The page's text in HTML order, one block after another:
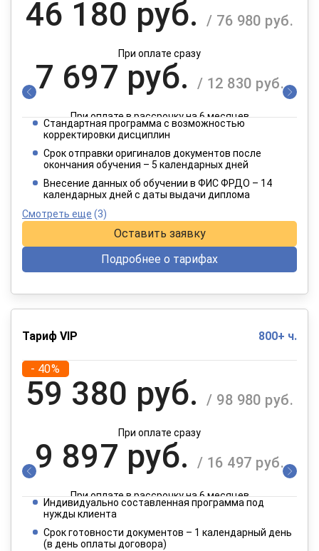
46 180 руб. / 76 980 руб.
При оплате сразу
7 697 руб. / 12 830 руб.
При оплате в рассрочку на 6 месяцев
3 849 руб.
При оплате в рассрочку на 12 месяцев
Стандартная программа с возможностью
корректировки дисциплин
Срок отправки оригиналов документов после
окончания обучения – 5 календарных дней
Внесение данных об обучении в ФИС ФРДО – 14
календарных дней с даты выдачи диплома
Смотреть еще (3)
Оставить заявку
Подробнее о тарифах
Тариф VIP 800+ ч.
- 40%
59 380 руб. / 98 980 руб.
При оплате сразу
9 897 руб. / 16 497 руб.
При оплате в рассрочку на 6 месяцев
4 949 руб. / 8 249 руб.
Индивидуально составленная программа под
нужды клиента
Срок готовности документов – 1 календарный день
(в день оплаты договора)